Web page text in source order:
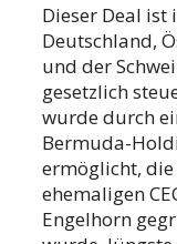
Dieser Deal ist
Deutschland,
und der
gesetzlich
wurde durch
Bermuda-
ermöglicht,
ehemaligen
Engelhorn